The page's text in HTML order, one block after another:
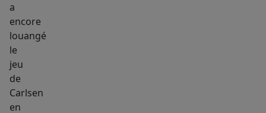
a
encore
louangé
le
jeu
de
Carlsen
en